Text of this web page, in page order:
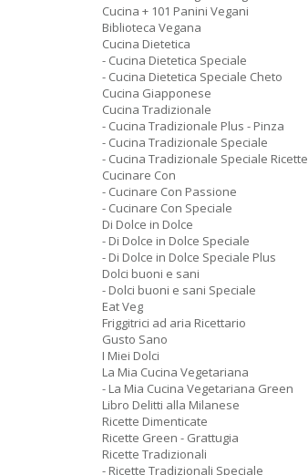
Cucina + 101 Panini Vegani
Biblioteca Vegana
Cucina Dietetica
- Cucina Dietetica Speciale
- Cucina Dietetica Speciale Cheto
Cucina Giapponese
Cucina Tradizionale
- Cucina Tradizionale Plus - Pinza
- Cucina Tradizionale Speciale
- Cucina Tradizionale Speciale Ricette
Cucinare Con
- Cucinare Con Passione
- Cucinare Con Speciale
Di Dolce in Dolce
- Di Dolce in Dolce Speciale
- Di Dolce in Dolce Speciale Plus
Dolci buoni e sani
- Dolci buoni e sani Speciale
Eat Veg
Friggitrici ad aria Ricettario
Gusto Sano
I Miei Dolci
La Mia Cucina Vegetariana
- La Mia Cucina Vegetariana Green
Libro Delitti alla Milanese
Ricette Dimenticate
Ricette Green - Grattugia
Ricette Tradizionali
- Ricette Tradizionali Speciale